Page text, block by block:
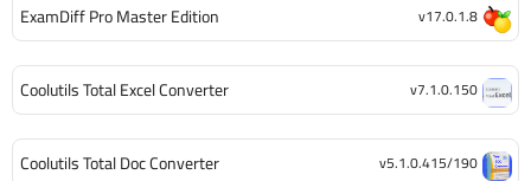
ExamDiff Pro Master Edition v17.0.1.8
Coolutils Total Excel Converter v7.1.0.150
Coolutils Total Doc Converter v5.1.0.415/190